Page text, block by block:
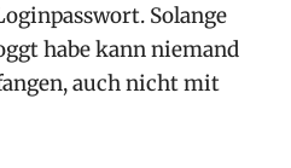
Solange
habe kann niemand
auch nicht mit